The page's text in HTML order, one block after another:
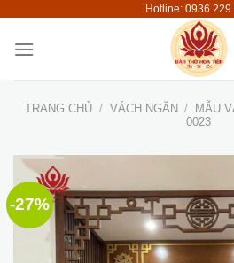
content
Hotline:
TRANG CHỦ / VÁCH NGĂN /
MẪU
0023
-27%